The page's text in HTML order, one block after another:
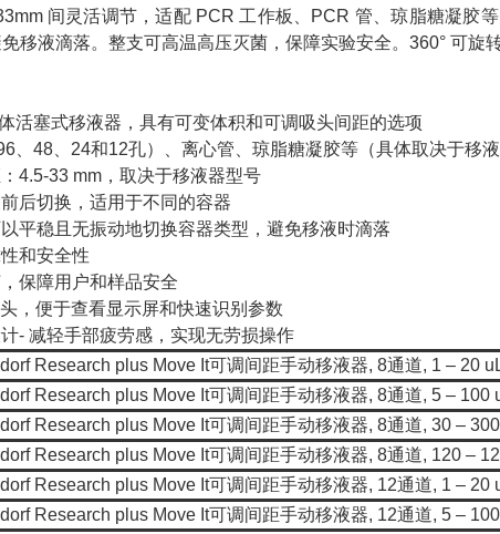
间灵活调节，适配 PCR 工作板、PCR 管、琼脂糖凝胶
移液滴落。整支可高温高压灭菌，保障实验安全。360° 可旋
活塞式移液器，具有可变体积和可调吸头间距的选项
、48、24和12孔）、离心管、琼脂糖凝胶等（具体取决于移液
4.5-33 mm，取决于移液器型号
后切换，适用于不同的容器
平稳且无振动地切换容器类型，避免移液时滴落
和安全性
保障用户和样品安全
，便于查看显示屏和快速识别参数
- 减轻手部疲劳感，实现无劳损操作
Research plus Move It可调间距手动移液器, 8通道, 1 – 20
Research plus Move It可调间距手动移液器, 8通道, 5 – 100
Research plus Move It可调间距手动移液器, 8通道, 30 –
Research plus Move It可调间距手动移液器, 8通道, 120 –
Research plus Move It可调间距手动移液器, 12通道, 1 – 20
Research plus Move It可调间距手动移液器, 12通道, 5 –